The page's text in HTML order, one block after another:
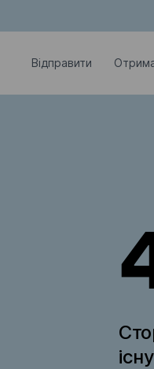
Відправити